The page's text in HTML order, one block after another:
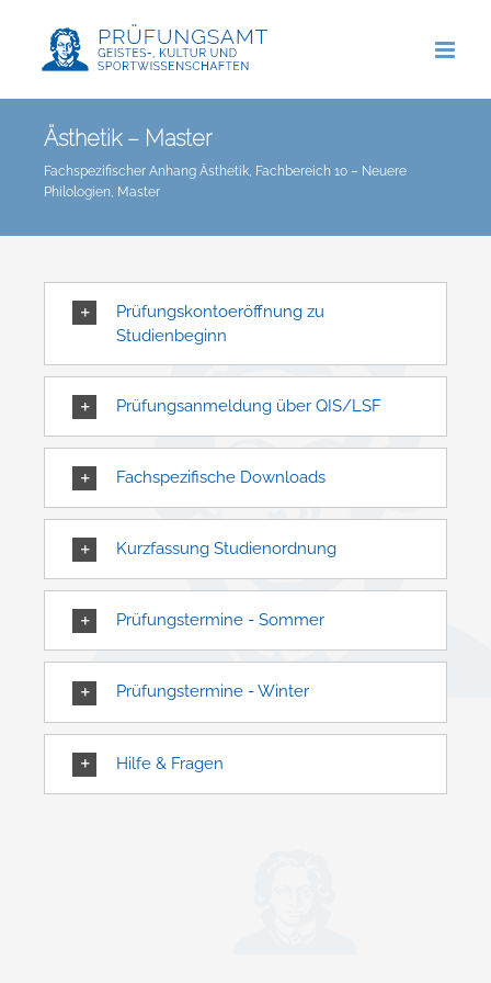
springen
Ästhetik – Master
Fachspezifischer Anhang Ästhetik, Fachbereich 10 – Neuere
Philologien, Master
Prüfungskontoeröffnung zu
Studienbeginn
Prüfungsanmeldung über QIS/LSF
Fachspezifische Downloads
Kurzfassung Studienordnung
Prüfungstermine - Sommer
Prüfungstermine - Winter
Hilfe & Fragen